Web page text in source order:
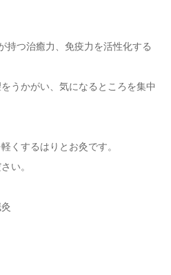
つ治癒力、免疫力を活性化する
うかがい、気になるところを集中
くするはりとお灸です。
い。